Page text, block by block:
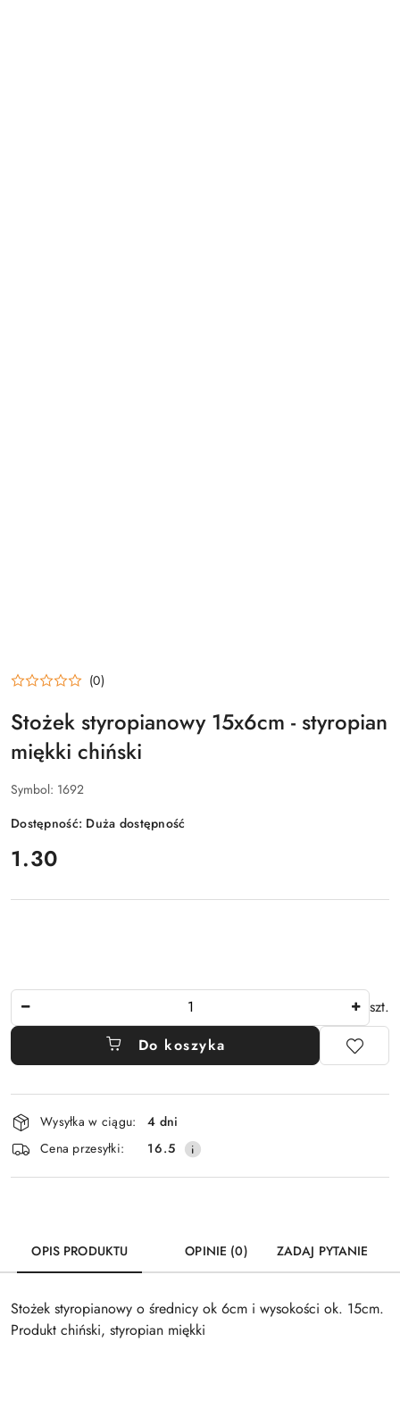
(0)
Stożek styropianowy 15x6cm - styropian
miękki chiński
Symbol: 1692
Dostępność: Duża dostępność
cena:
1.30
szt.
Do koszyka
Dostępność
i
dostawa
Wysyłka w ciągu:
4 dni
Cena przesyłki:
16.5
OPIS PRODUKTU OPINIE (0) ZADAJ PYTANIE
Stożek styropianowy o średnicy ok 6cm i wysokości ok. 15cm.
Produkt chiński, styropian miękki